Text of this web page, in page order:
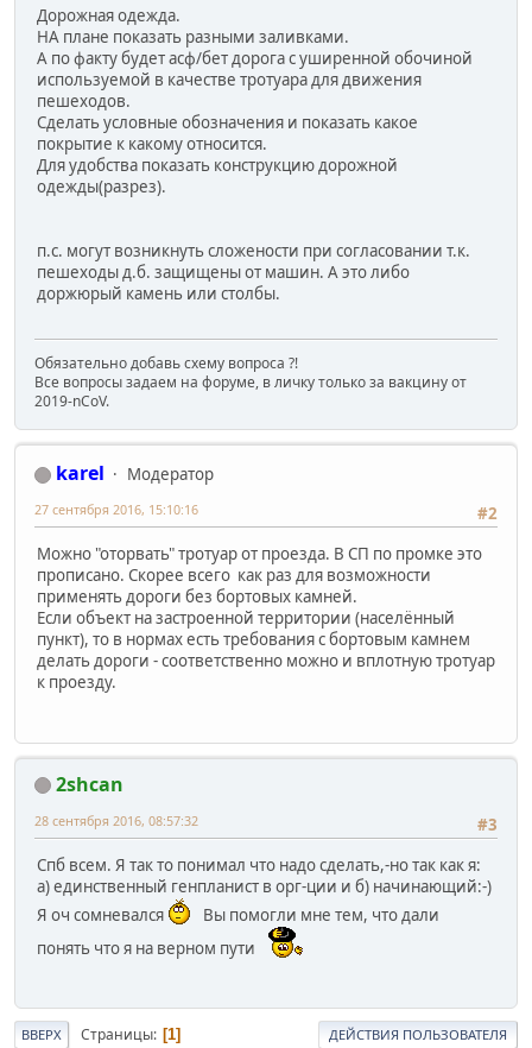
Дорожная одежда.
НА плане показать разными заливками.
А по факту будет асф/бет дорога с уширенной обочиной
используемой в качестве тротуара для движения
пешеходов.
Сделать условные обозначения и показать какое
покрытие к какому относится.
Для удобства показать конструкцию дорожной
одежды(разрез).
п.с. могут возникнуть сложености при согласовании т.к.
пешеходы д.б. защищены от машин. А это либо
доржюрый камень или столбы.
Обязательно добавь схему вопроса ?!
Все вопросы задаем на форуме, в личку только за вакцину от
2019-nCoV.
karel
Модератор
#2
27 сентября 2016, 15:10:16
Можно "оторвать" тротуар от проезда. В СП по промке это
прописано. Скорее всего как раз для возможности
применять дороги без бортовых камней.
Если объект на застроенной территории (населённый
пункт), то в нормах есть требования с бортовым камнем
делать дороги - соответственно можно и вплотную тротуар
к проезду.
2shcan
#3
28 сентября 2016, 08:57:32
Спб всем. Я так то понимал что надо сделать,-но так как я:
а) единственный генпланист в орг-ции и б) начинающий:-)
Я оч сомневался
Вы помогли мне тем, что дали
понять что я на верном пути
ВВЕРХ Страницы 1 ДЕЙСТВИЯ ПОЛЬЗОВАТЕЛЯ